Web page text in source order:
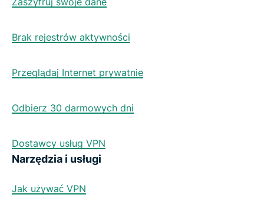
Brak rejestrów aktywności
Przeglądaj Internet prywatnie
Odbierz 30 darmowych dni
Dostawcy usług VPN
Narzędzia i usługi
Jak używać VPN